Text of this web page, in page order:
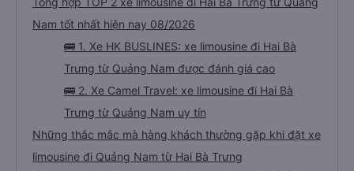
Nam tốt nhất hiện nay 08/2026
🚌 1. Xe HK BUSLINES: xe limousine đi Hai Bà
Trưng từ Quảng Nam được đánh giá cao
🚌 2. Xe Camel Travel: xe limousine đi Hai Bà
Trưng từ Quảng Nam uy tín
Những thắc mắc mà hàng khách thường gặp khi đặt xe
limousine đi Quảng Nam từ Hai Bà Trưng